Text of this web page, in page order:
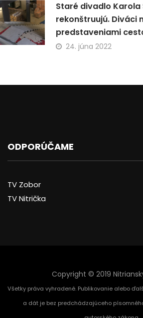
Staré divadlo Karola
rekonštruujú. Diváci
predstaveniami
24. júna 2022
ODPORÚČAME
TV Zobor
TV Nitrička
Copyright © 2019
Všetky práva vyhradené. Publikovanie alebo
a dát je bez predchádzajúceho